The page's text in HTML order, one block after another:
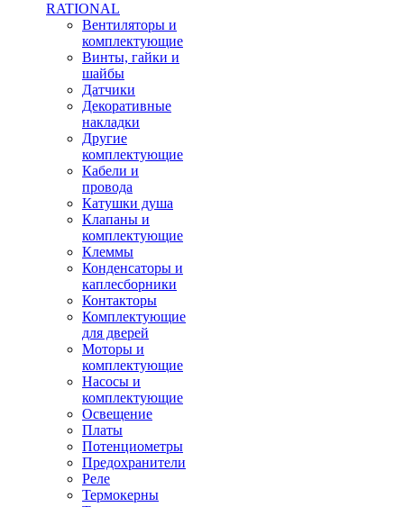
RATIONAL
Вентиляторы и
комплектующие
Винты, гайки и
шайбы
Датчики
Декоративные
накладки
Другие
комплектующие
Кабели и
провода
Катушки душа
Клапаны и
комплектующие
Клеммы
Конденсаторы и
каплесборники
Контакторы
Комплектующие
для дверей
Моторы и
комплектующие
Насосы и
комплектующие
Освещение
Платы
Потенциометры
Предохранители
Реле
Термокерны